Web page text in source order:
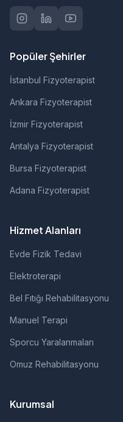
Popüler Şehirler
İstanbul Fizyoterapist
Ankara Fizyoterapist
İzmir Fizyoterapist
Antalya Fizyoterapist
Bursa Fizyoterapist
Adana Fizyoterapist
Hizmet Alanları
Evde Fizik Tedavi
Elektroterapi
Bel Fıtığı Rehabilitasyonu
Manuel Terapi
Sporcu Yaralanmaları
Omuz Rehabilitasyonu
Kurumsal